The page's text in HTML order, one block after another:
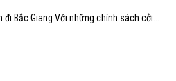
Bắc Giang Với những chính sách cởi...